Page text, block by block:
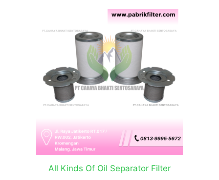
All Kinds Of Oil Separator Filter